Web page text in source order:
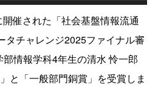
催された「社会基盤情報流通
タチャレンジ2025ファイナル審
情報学科4年生の清水 怜一郎
と「一般部門銅賞」を受賞しま